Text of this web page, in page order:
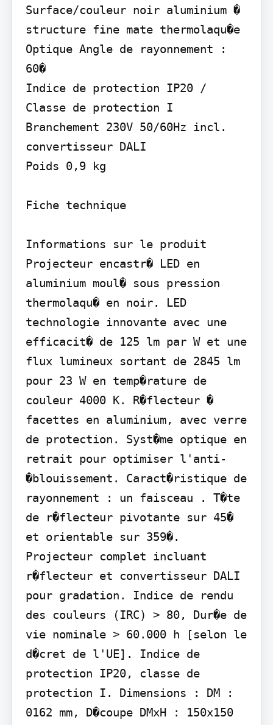
Surface/couleur noir aluminium �
structure fine mate thermolaqu�e
Optique Angle de rayonnement :
60�
Indice de protection IP20 /
Classe de protection I
Branchement 230V 50/60Hz incl.
convertisseur DALI
Poids 0,9 kg
Fiche technique
Informations sur le produit
Projecteur encastr� LED en
aluminium moul� sous pression
thermolaqu� en noir. LED
technologie innovante avec une
efficacit� de 125 lm par W et une
flux lumineux sortant de 2845 lm
pour 23 W en temp�rature de
couleur 4000 K. R�flecteur �
facettes en aluminium, avec verre
de protection. Syst�me optique en
retrait pour optimiser l'anti-
�blouissement. Caract�ristique de
rayonnement : un faisceau . T�te
de r�flecteur pivotante sur 45�
et orientable sur 359�.
Projecteur complet incluant
r�flecteur et convertisseur DALI
pour gradation. Indice de rendu
des couleurs (IRC) > 80, Dur�e de
vie nominale > 60.000 h [selon le
d�cret de l'UE]. Indice de
protection IP20, classe de
protection I. Dimensions : DM :
0162 mm, D�coupe DMxH : 150x150